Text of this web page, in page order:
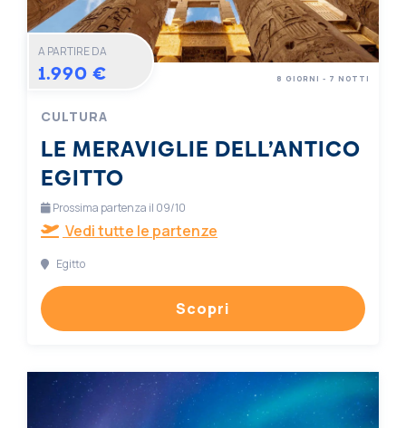
A PARTIRE DA
1.990 €
CULTURA
LE MERAVIGLIE DELL’ANTICO
EGITTO
8 GIORNI - 7 NOTTI
Prossima partenza il 09/10
Vedi tutte le partenze
Egitto
Scopri